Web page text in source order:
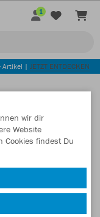
1
Artikel | JETZT ENTDECKEN
wir dir
Website
Cookies findest Du